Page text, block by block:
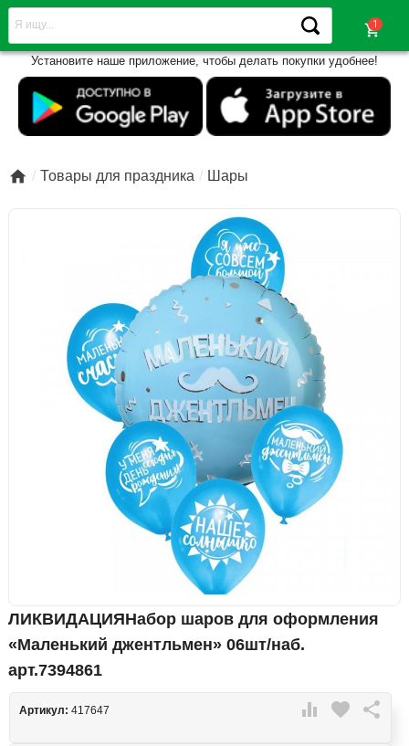
shopping_cart
Установите наше приложение, чтобы делать покупки удобнее!
 Товары для праздника Шары
ЛИКВИДАЦИЯНабор шаров для оформления
«Маленький джентльмен» 06шт/наб.
арт.7394861
 favorite 
Артикул: 417647